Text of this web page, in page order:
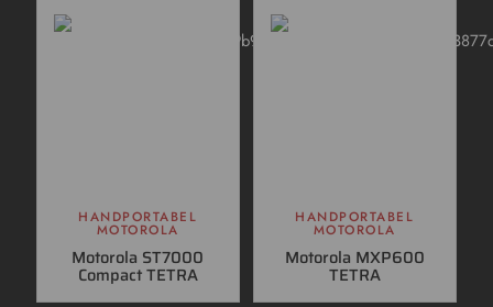
HANDPORTABEL
MOTOROLA
Motorola ST7000
Compact TETRA
HANDPORTABEL
MOTOROLA
Motorola MXP600
TETRA